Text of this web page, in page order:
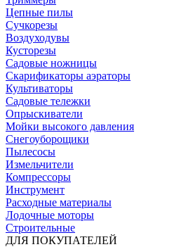
Цепные пилы
Cучкорезы
Воздуходувы
Кусторезы
Садовые ножницы
Скарификаторы аэраторы
Культиваторы
Садовые тележки
Опрыскиватели
Мойки высокого давления
Снегоуборощики
Пылесосы
Измельчители
Компрессоры
Инструмент
Расходные материалы
Лодочные моторы
Строительные
ДЛЯ ПОКУПАТЕЛЕЙ